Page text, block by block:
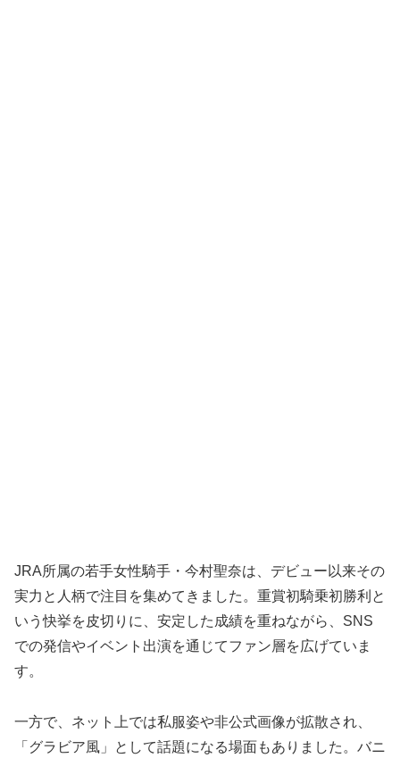
JRA所属の若手女性騎手・今村聖奈は、デビュー以来その
実力と人柄で注目を集めてきました。重賞初騎乗初勝利と
いう快挙を皮切りに、安定した成績を重ねながら、SNS
での発信やイベント出演を通じてファン層を広げていま
す。
一方で、ネット上では私服姿や非公式画像が拡散され、
「グラビア風」として話題になる場面もありました。バニ